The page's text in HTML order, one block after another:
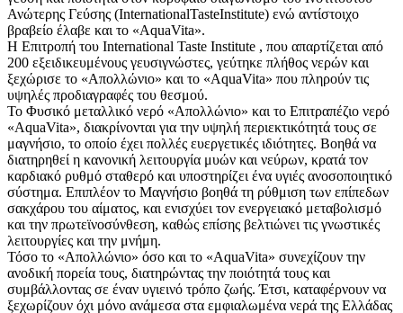
Ανώτερης Γεύσης (InternationalTasteInstitute) ενώ αντίστοιχο
βραβείο έλαβε και το «AquaVita».
Η Επιτροπή του International Taste Institute , που απαρτίζεται από
200 εξειδικευμένους γευσιγνώστες, γεύτηκε πλήθος νερών και
ξεχώρισε το «Απολλώνιο» και το «AquaVita» που πληρούν τις
υψηλές προδιαγραφές του θεσμού.
Το Φυσικό μεταλλικό νερό «Απολλώνιο» και το Επιτραπέζιο νερό
«AquaVita», διακρίνονται για την υψηλή περιεκτικότητά τους σε
μαγνήσιο, το οποίο έχει πολλές ευεργετικές ιδιότητες. Βοηθά να
διατηρηθεί η κανονική λειτουργία μυών και νεύρων, κρατά τον
καρδιακό ρυθμό σταθερό και υποστηρίζει ένα υγιές ανοσοποιητικό
σύστημα. Επιπλέον το Μαγνήσιο βοηθά τη ρύθμιση των επίπεδων
σακχάρου του αίματος, και ενισχύει τον ενεργειακό μεταβολισμό
και την πρωτεϊνοσύνθεση, καθώς επίσης βελτιώνει τις γνωστικές
λειτουργίες και την μνήμη.
Τόσο το «Απολλώνιο» όσο και το «AquaVita» συνεχίζουν την
ανοδική πορεία τους, διατηρώντας την ποιότητά τους και
συμβάλλοντας σε έναν υγιεινό τρόπο ζωής. Έτσι, καταφέρνουν να
ξεχωρίζουν όχι μόνο ανάμεσα στα εμφιαλωμένα νερά της Ελλάδας